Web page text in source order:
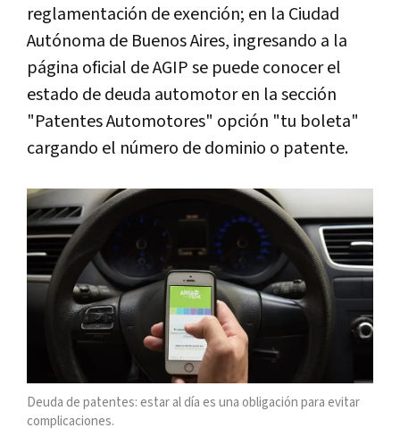
reglamentación de exención; en la Ciudad
Autónoma de Buenos Aires, ingresando a la
página oficial de AGIP se puede conocer el
estado de deuda automotor en la sección
"Patentes Automotores" opción "tu boleta"
cargando el número de dominio o patente.
Deuda de patentes: estar al día es una obligación para evitar
complicaciones.